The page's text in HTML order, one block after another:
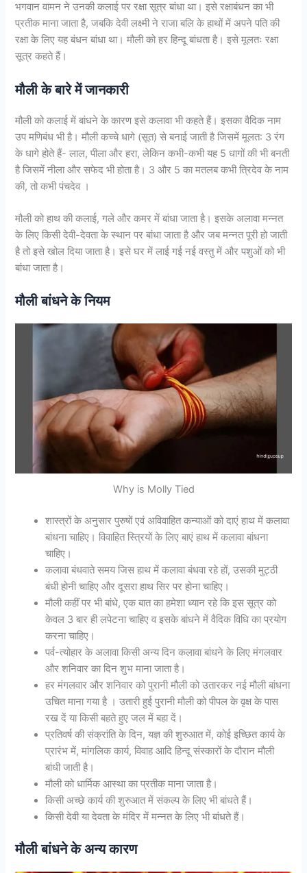
भगवान वामन ने उनकी कलाई पर रक्षा सूत्र बांधा था। इसे रक्षाबंधन का भी
प्रतीक माना जाता है, जबकि देवी लक्ष्मी ने राजा बलि के हाथों में अपने पति की
रक्षा के लिए यह बंधन बांधा था। मौली को हर हिन्दू बांधता है। इसे मूलतः रक्षा
सूत्र कहते हैं।
मौली के बारे में जानकारी
मौली को कलाई में बांधने के कारण इसे कलावा भी कहते हैं। इसका वैदिक नाम
उप मणिबंध भी है। मौली कच्चे धागे (सूत) से बनाई जाती है जिसमें मूलत: 3 रंग
के धागे होते हैं- लाल, पीला और हरा, लेकिन कभी-कभी यह 5 धागों की भी बनती
है जिसमें नीला और सफेद भी होता है। 3 और 5 का मतलब कभी त्रिदेव के नाम
की, तो कभी पंचदेव ।
मौली को हाथ की कलाई, गले और कमर में बांधा जाता है। इसके अलावा मन्नत
के लिए किसी देवी-देवता के स्थान पर बांधा जाता है और जब मन्नत पूरी हो जाती
है तो इसे खोल दिया जाता है। इसे घर में लाई गई नई वस्तु में और पशुओं को भी
बांधा जाता है।
मौली बांधने के नियम
Why is Molly Tied
शास्त्रों के अनुसार पुरुषों एवं अविवाहित कन्याओं को दाएं हाथ में कलावा
बांधना चाहिए। विवाहित स्त्रियों के लिए बाएं हाथ में कलावा बांधना
चाहिए।
कलावा बंधवाते समय जिस हाथ में कलावा बंधवा रहे हों, उसकी मुट्ठी
बंधी होनी चाहिए और दूसरा हाथ सिर पर होना चाहिए।
मौली कहीं पर भी बांधे, एक बात का हमेशा ध्यान रहे कि इस सूत्र को
केवल 3 बार ही लपेटना चाहिए व इसके बांधने में वैदिक विधि का प्रयोग
करना चाहिए।
पर्व-त्योहार के अलावा किसी अन्य दिन कलावा बांधने के लिए मंगलवार
और शनिवार का दिन शुभ माना जाता है।
हर मंगलवार और शनिवार को पुरानी मौली को उतारकर नई मौली बांधना
उचित माना गया है । उतारी हुई पुरानी मौली को पीपल के वृक्ष के पास
रख दें या किसी बहते हुए जल में बहा दें।
प्रतिवर्ष की संक्रांति के दिन, यज्ञ की शुरुआत में, कोई इच्छित कार्य के
प्रारंभ में, मांगलिक कार्य, विवाह आदि हिन्दू संस्कारों के दौरान मौली
बांधी जाती है।
मौली को धार्मिक आस्था का प्रतीक माना जाता है।
किसी अच्छे कार्य की शुरुआत में संकल्प के लिए भी बांधते हैं।
किसी देवी या देवता के मंदिर में मन्नत के लिए भी बांधते हैं।
मौली बांधने के अन्य कारण